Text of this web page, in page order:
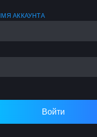
АККАУНТА
Войти